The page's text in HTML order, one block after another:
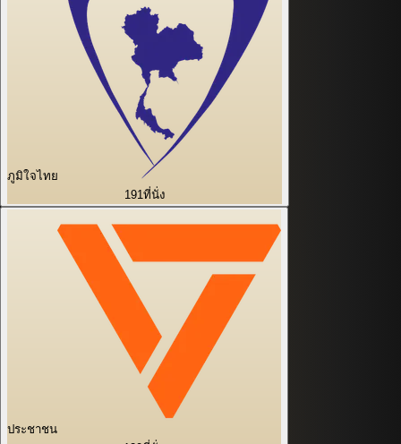
ภูมิใจไทย
191ที่นั่ง
ประชาชน